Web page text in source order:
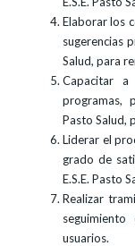
Elaborar los
sugerencias
Salud, para
Capacitar
programas,
Pasto Salud,
Liderar el
grado de
E.S.E. Pasto
Realizar
usuarios.